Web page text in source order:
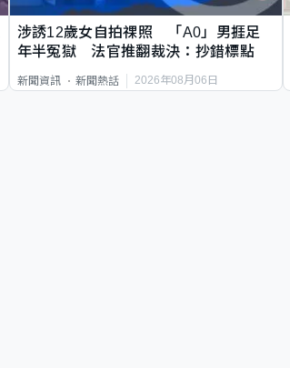
涉誘12歲女自拍祼照 「A0」男捱足
年半冤獄 法官推翻裁決：抄錯標點
新聞資訊 新聞熱話 2026年08月06日